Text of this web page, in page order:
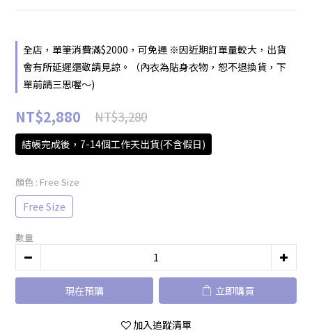
全店，單筆消費滿$2000，可免運 ※因近期訂單量較大，出貨
會有所延遲還敬請見諒。（內衣為貼身衣物，恕不退換貨，下
單前請三思喔～)
NT$2,880 NT$3,280
結帳完成後，7-14個工作天出貨(不含假日)
顏色 : Free Size
Free Size
數量
現在預購 立即購買
加入追蹤清單